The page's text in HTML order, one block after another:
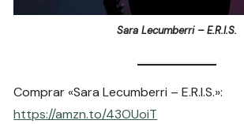
Sara Lecumberri – E.R.I.S.
Comprar «Sara Lecumberri – E.R.I.S.»:
https://amzn.to/43OUoiT